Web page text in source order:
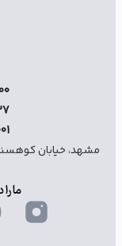
مشهد، خیابان کوهسنگی،
ما